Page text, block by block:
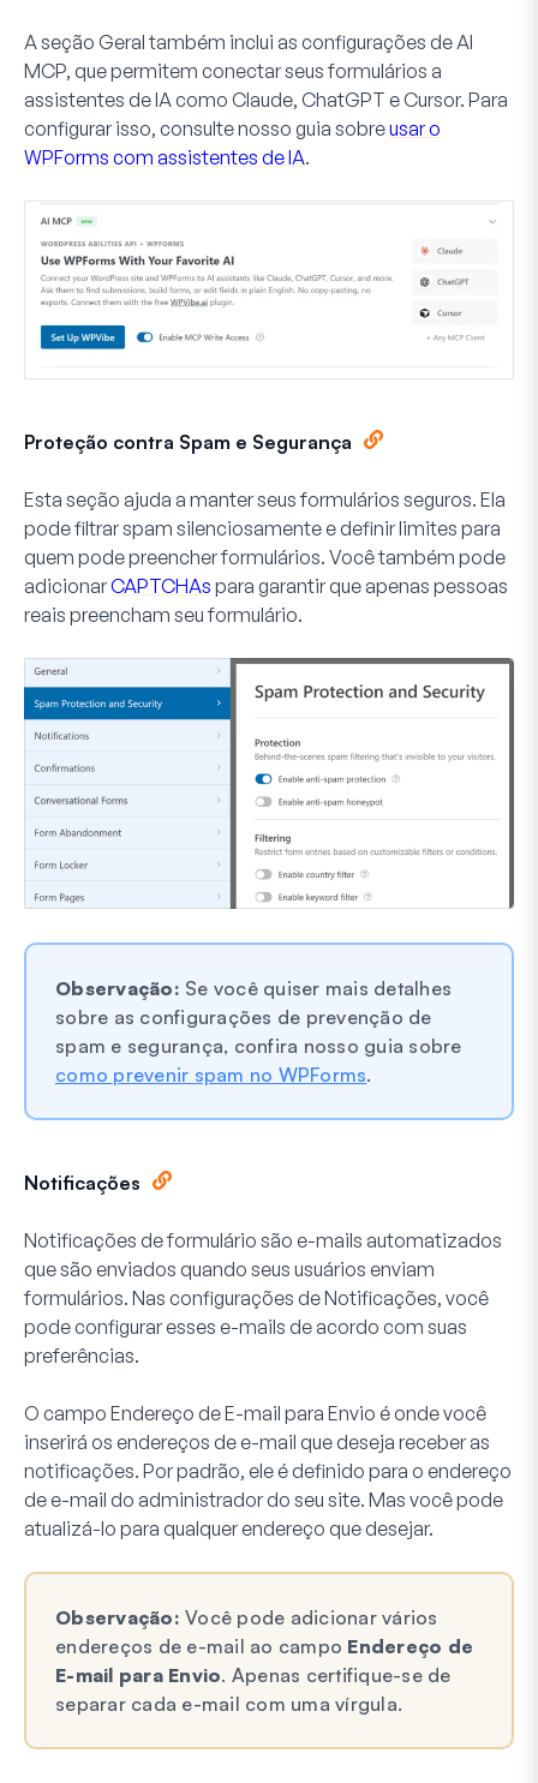
A seção Geral também inclui as configurações de AI
MCP, que permitem conectar seus formulários a
assistentes de IA como Claude, ChatGPT e Cursor. Para
configurar isso, consulte nosso guia sobreusar o
WPForms com assistentes de IA.
Proteção contra Spam e Segurança
Esta seção ajuda a manter seus formulários seguros. Ela
pode filtrar spam silenciosamente e definir limites para
quem pode preencher formulários. Você também pode
adicionarCAPTCHAs para garantir que apenas pessoas
reais preencham seu formulário.
Observação: Se você quiser mais detalhes
sobre as configurações de prevenção de
spam e segurança, confira nosso guia sobre
como prevenir spam no WPForms.
Notificações
Notificações de formulário são e-mails automatizados
que são enviados quando seus usuários enviam
formulários. Nas configurações deNotificações, você
pode configurar esses e-mails de acordo com suas
preferências.
O campo Endereço de E-mail para Envio é onde você
inserirá os endereços de e-mail que deseja receber as
notificações. Por padrão, ele é definido para o endereço
de e-mail do administrador do seu site. Mas você pode
atualizá-lo para qualquer endereço que desejar.
Observação: Você pode adicionar vários
endereços de e-mail ao campo Endereço de
E-mail para Envio. Apenas certifique-se de
separar cada e-mail com uma vírgula.